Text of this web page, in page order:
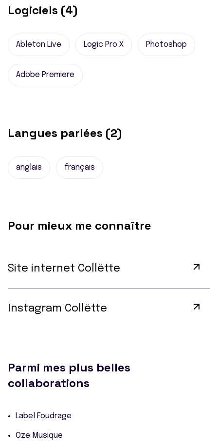
Logiciels (4)
Ableton Live Logic Pro X Photoshop
Adobe Premiere
Langues parlées (2)
anglais français
Pour mieux me connaître
Site internet Collëtte
Instagram Collëtte
Parmi mes plus belles
collaborations
Label Foudrage
Oze Musique